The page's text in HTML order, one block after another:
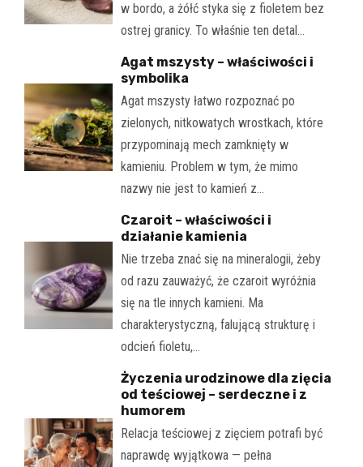
w bordo, a żółć styka się z fioletem bez
ostrej granicy. To właśnie ten detal…
Agat mszysty – właściwości i
symbolika
Agat mszysty łatwo rozpoznać po
zielonych, nitkowatych wrostkach, które
przypominają mech zamknięty w
kamieniu. Problem w tym, że mimo
nazwy nie jest to kamień z…
Czaroit – właściwości i
działanie kamienia
Nie trzeba znać się na mineralogii, żeby
od razu zauważyć, że czaroit wyróżnia
się na tle innych kamieni. Ma
charakterystyczną, falującą strukturę i
odcień fioletu,…
Życzenia urodzinowe dla zięcia
od teściowej – serdeczne i z
humorem
Relacja teściowej z zięciem potrafi być
naprawdę wyjątkowa — pełna